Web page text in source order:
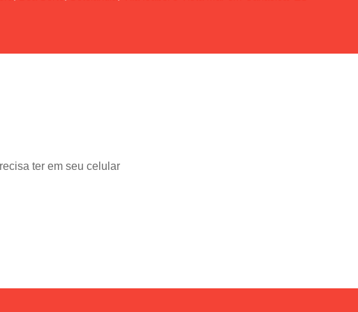
ter em seu celular